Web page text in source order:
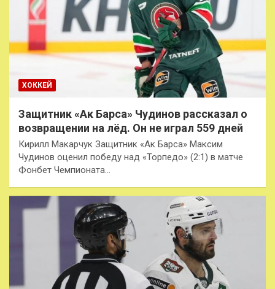
ХОККЕЙ
Защитник «Ак Барса» Чудинов рассказал о
возвращении на лёд. Он не играл 559 дней
Кирилл Макарчук Защитник «Ак Барса» Максим
Чудинов оценил победу над «Торпедо» (2:1) в матче
Фонбет Чемпионата…